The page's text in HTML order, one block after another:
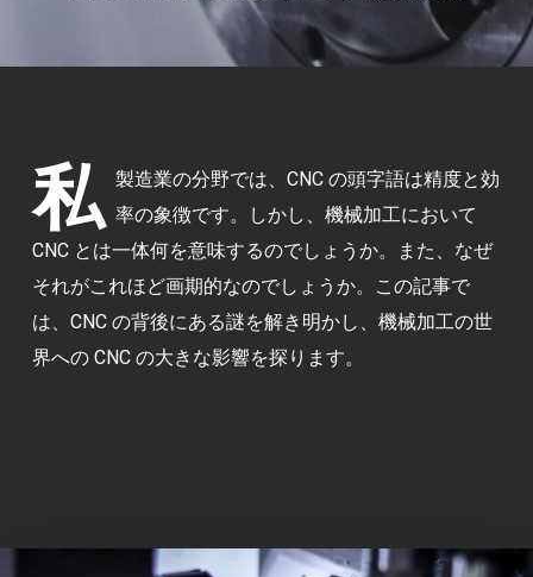
私 製造業の分野では、CNC の頭字語は精度と効
率の象徴です。しかし、機械加工において
CNC とは一体何を意味するのでしょうか。また、なぜ
それがこれほど画期的なのでしょうか。この記事で
は、CNC の背後にある謎を解き明かし、機械加工の世
界への CNC の大きな影響を探ります。